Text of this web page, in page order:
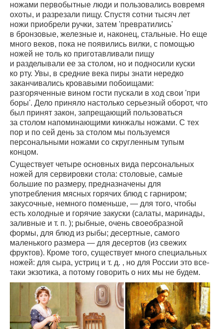
ножами первобытные люди и пользовались вовремя
охоты, и разрезали пищу. Спустя сотни тысяч лет
ножи приобрели ручки, затем 'превратились'
в бронзовые, железные и, наконец, стальные. Но еще
много веков, пока не появились вилки, с помощью
ножей не толь ко приготавливали пищу
и разделывали ее за столом, но и подносили куски
ко рту. Увы, в средние века пиры знати нередко
заканчивались кровавыми побоищами:
разгоряченные вином гости пускали в ход свои 'при
боры'. Дело приняло настолько серьезный оборот, что
был принят закон, запрещающий пользоваться
за столом напоминающими кинжалы ножами. С тех
пор и по сей день за столом мы пользуемся
персональными ножами со скругленным тупым
концом.
Существует четыре основных вида персональных
ножей для сервировки стола: столовые, самые
большие по размеру, предназначены для
употребления мясных горячих блюд с гарниром;
закусочные, немного поменьше, — для того, чтобы
есть холодные и горячие закуски (салаты, маринады,
заливные и т. п. ); рыбные, очень своеобразной
формы, для блюд из рыбы; десертные, самого
маленького размера — для десертов (из свежих
фруктов). Кроме того, существует много специальных
ножей: для сыра, устриц и т. д. , но для России это все-
таки экзотика, а потому говорить о них мы не будем.